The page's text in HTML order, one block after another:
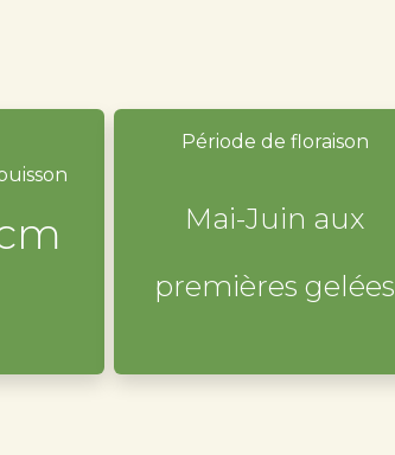
Période de floraison
Mai-Juin aux
premières gelées